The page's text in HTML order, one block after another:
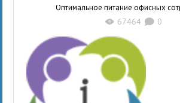
Оптимальное питание офисных
X 67464 K 0